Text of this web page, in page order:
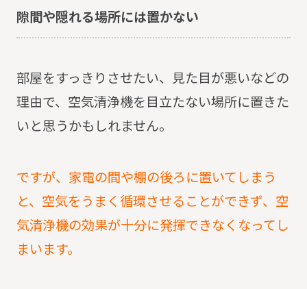
隙間や隠れる場所には置かない
部屋をすっきりさせたい、見た目が悪いなどの
理由で、空気清浄機を目立たない場所に置きた
いと思うかもしれません。
ですが、家電の間や棚の後ろに置いてしまう
と、空気をうまく循環させることができず、空
気清浄機の効果が十分に発揮できなくなってし
まいます。